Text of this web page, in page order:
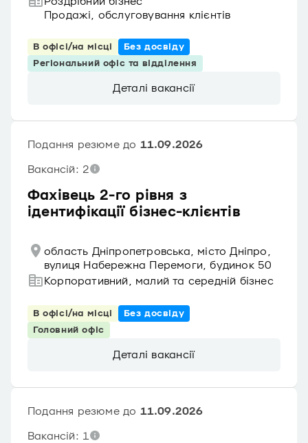
Продажі, обслуговування клієнтів
В офісі/на місці
Без досвіду
Регіональний офіс та відділення
Деталі вакансії
Фахівець 2-го рівня з
ідентифікації бізнес-клієнтів
Подання резюме до 11.09.2026
Вакансій: 2
область Дніпропетровська, місто Дніпро,
вулиця Набережна Перемоги, будинок 50
Корпоративний, малий та середній бізнес
В офісі/на місці
Без досвіду
Головний офіс
Деталі вакансії
Подання резюме до 11.09.2026
Вакансій: 1